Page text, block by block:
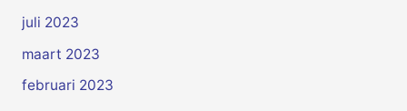
juli 2023
maart 2023
februari 2023